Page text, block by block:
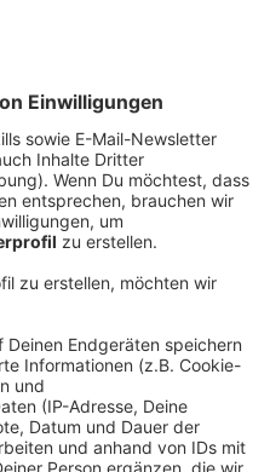
vor Wochen mit
Wunsch ist es
mehr Fliegen. Aber
Borken.
mehr Fliegen im